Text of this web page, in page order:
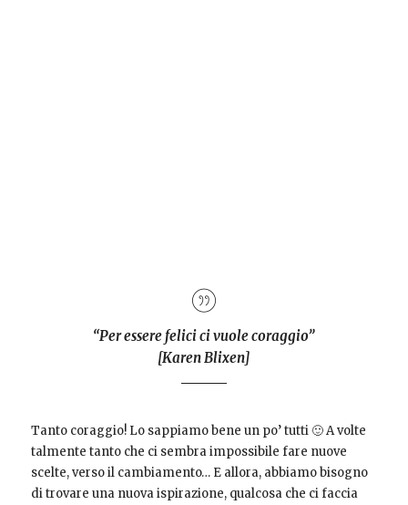
“Per essere felici ci vuole coraggio”
[Karen Blixen]
Tanto coraggio! Lo sappiamo bene un po’ tutti 🙂 A volte
talmente tanto che ci sembra impossibile fare nuove
scelte, verso il cambiamento… E allora, abbiamo bisogno
di trovare una nuova ispirazione, qualcosa che ci faccia